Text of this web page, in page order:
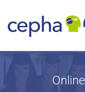
content